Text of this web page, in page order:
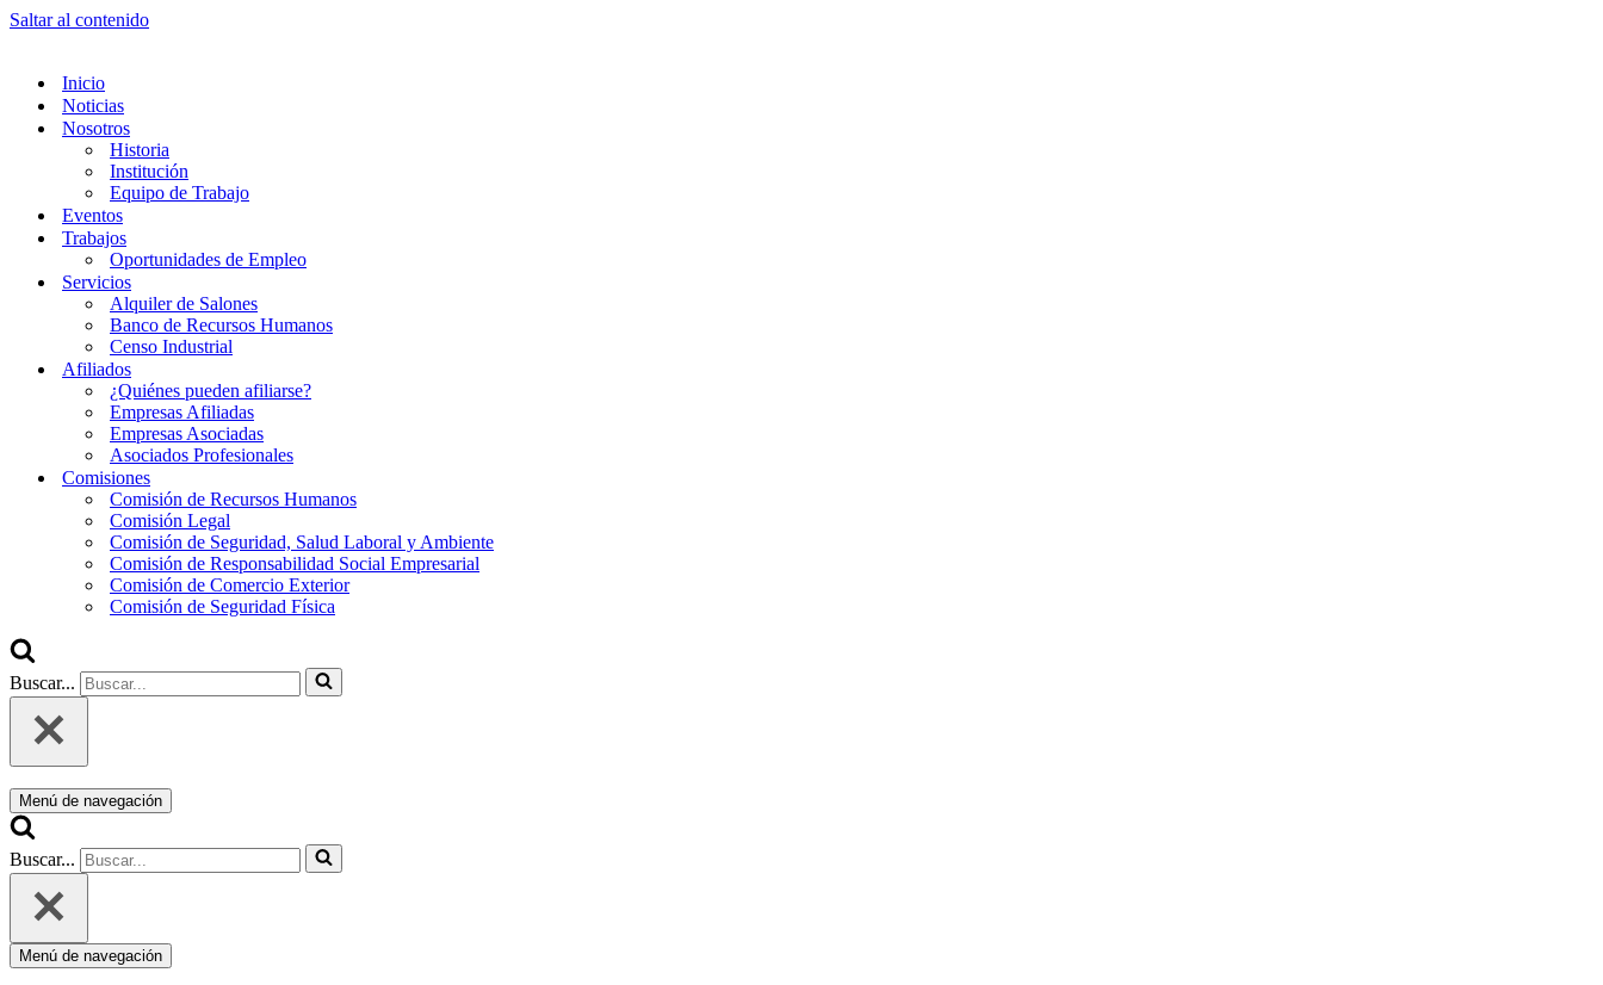
Saltar al contenido
Inicio
Noticias
Nosotros
Historia
Institución
Equipo de Trabajo
Eventos
Trabajos
Oportunidades de Empleo
Servicios
Alquiler de Salones
Banco de Recursos Humanos
Censo Industrial
Afiliados
¿Quiénes pueden afiliarse?
Empresas Afiliadas
Empresas Asociadas
Asociados Profesionales
Comisiones
Comisión de Recursos Humanos
Comisión Legal
Comisión de Seguridad, Salud Laboral y Ambiente
Comisión de Responsabilidad Social Empresarial
Comisión de Comercio Exterior
Comisión de Seguridad Física
Buscar...
Menú de navegación
Buscar...
Menú de navegación